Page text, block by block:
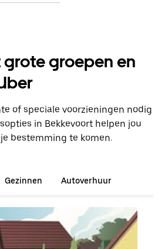
grote groepen en
of speciale voorzieningen nodig
in Bekkevoort helpen jou
bestemming te komen.
Gezinnen Autoverhuur